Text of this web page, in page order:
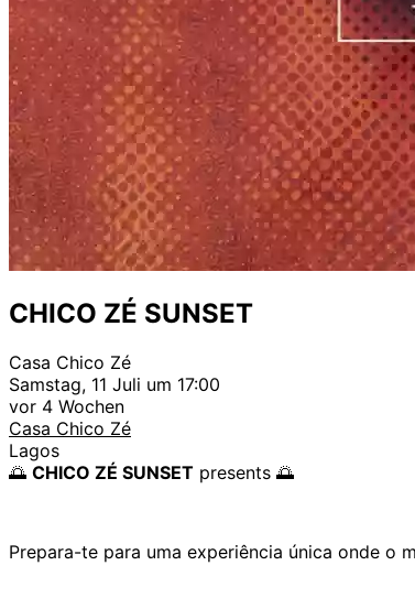
CHICO ZÉ SUNSET
Casa Chico Zé
Samstag, 11 Juli um 17:00
vor 4 Wochen
Casa Chico Zé
Lagos
🌅 CHICO ZÉ SUNSET presents 🌅
Prepara-te para uma experiência única onde o